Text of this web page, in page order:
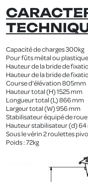
Capacité de charges 300kg
Pour fûts métal ou
Hauteur de la bride de
Hauteur de la bride de
Course d'élévation 805mm
Hauteur total (H) 1525 mm
Longueur total (L) 866 mm
Largeur total (W) 956 mm
Stabilisateur équipé de
Hauteur stabilisateur (d) 64
Sous le vérin 2 roulettes
Poids : 72kg